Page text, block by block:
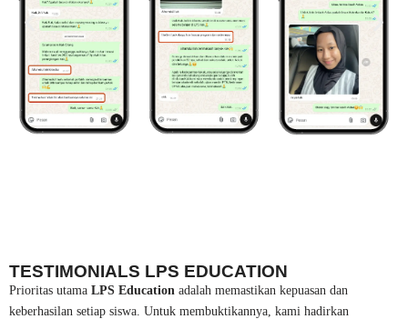
TESTIMONIALS LPS EDUCATION
Prioritas utama LPS Education adalah memastikan kepuasan dan
keberhasilan setiap siswa. Untuk membuktikannya, kami hadirkan